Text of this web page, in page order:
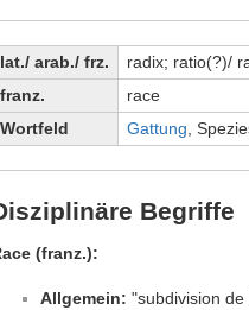
lat./ arab./ frz. radix; ratio(?)/
franz.
race
Wortfeld
Gattung,
Begriffe
(franz.):
Allgemein: "subdivision